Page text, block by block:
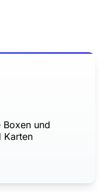
Boxen und
Karten